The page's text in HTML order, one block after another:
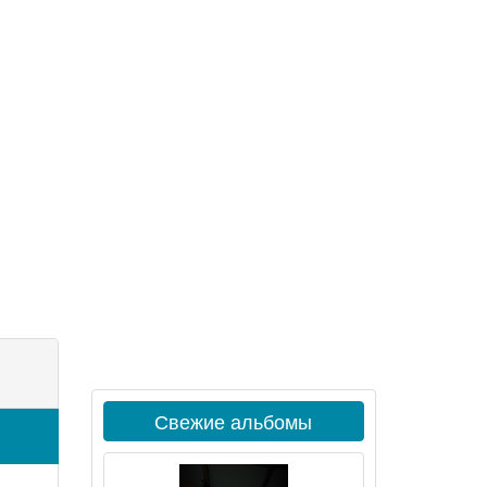
Свежие альбомы